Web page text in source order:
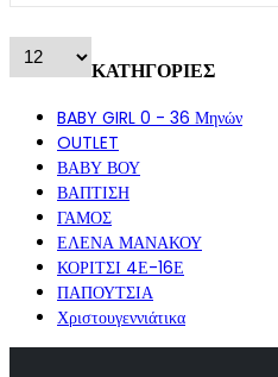
ΚΑΤΗΓΟΡΙΕΣ
BABY GIRL 0 - 36 Μηνών
OUTLET
ΒΑΒΥ ΒΟΥ
ΒΑΠΤΙΣΗ
ΓΑΜΟΣ
ΕΛΕΝΑ ΜΑΝΑΚΟΥ
ΚΟΡΙΤΣΙ 4Ε-16Ε
ΠΑΠΟΥΤΣΙΑ
Χριστουγεννιάτικα